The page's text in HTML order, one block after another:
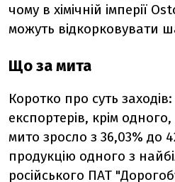
чому в хімічній імперії
можуть відкорковувати
Що за мита
Коротко про суть заходів:
експортерів, крім
мито зросло з 36,03% до
продукцію одного з
російського ПАТ